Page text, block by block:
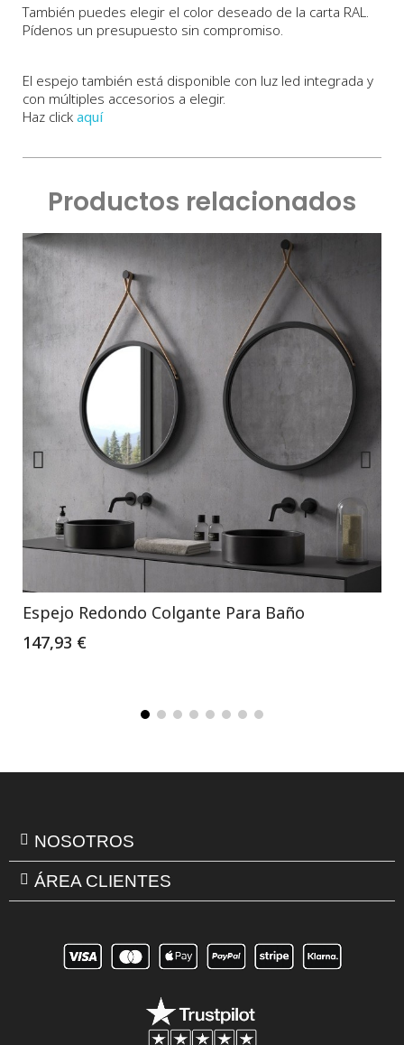
También puedes elegir el color deseado de la carta RAL.
Pídenos un presupuesto sin compromiso.
El espejo también está disponible con luz led integrada y
con múltiples accesorios a elegir.
Haz click aquí
Productos relacionados
Espejo Redondo Colgante Para Baño
147,93 €
NOSOTROS
ÁREA CLIENTES